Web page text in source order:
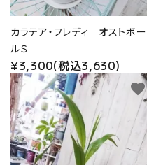
特定商取引法について
お問い合わせ
カラテア・フレディ オストボー
ルＳ
¥3,300(税込3,630)
favorite